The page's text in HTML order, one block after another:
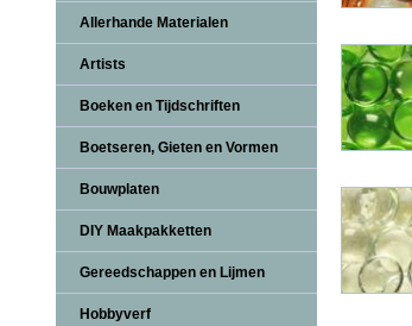
Allerhande Materialen
Artists
Boeken en Tijdschriften
Boetseren, Gieten en Vormen
Bouwplaten
DIY Maakpakketten
Gereedschappen en Lijmen
Hobbyverf